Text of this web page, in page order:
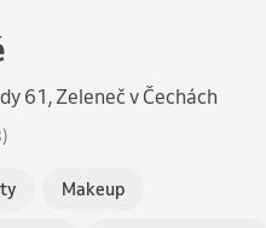
61, Zeleneč v Čechách
Makeup